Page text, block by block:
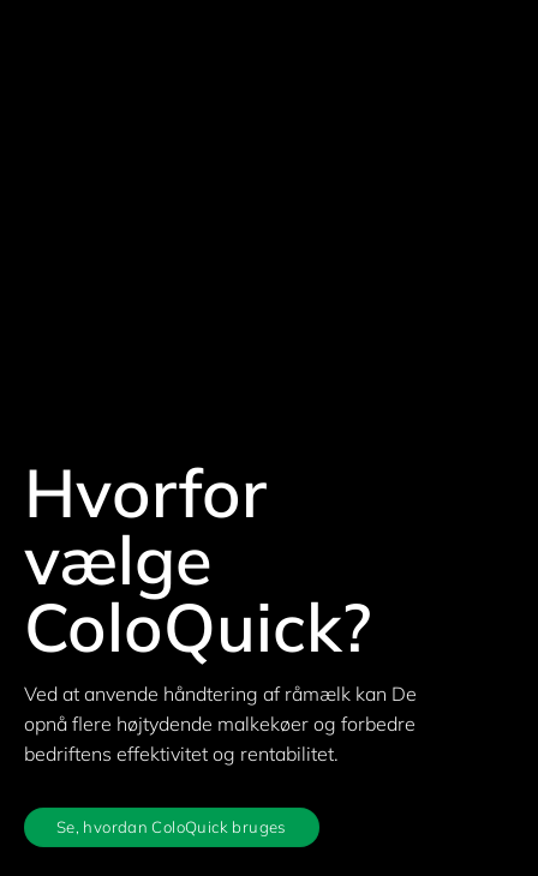
Hvorfor
vælge
ColoQuick?
Ved at anvende håndtering af råmælk kan De
opnå flere højtydende malkekøer og forbedre
bedriftens effektivitet og rentabilitet.
Se, hvordan ColoQuick bruges